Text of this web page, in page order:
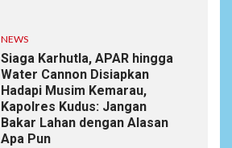
NEWS
Siaga Karhutla, APAR hingga
Water Cannon Disiapkan
Hadapi Musim Kemarau,
Kapolres Kudus: Jangan
Bakar Lahan dengan Alasan
Apa Pun